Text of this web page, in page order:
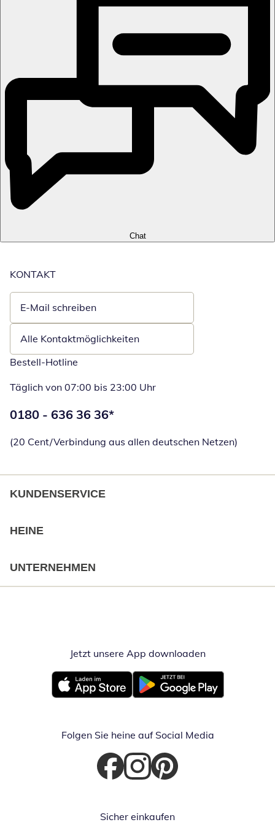
Chat
KONTAKT
E-Mail schreiben
Öffnet E-Mail-Client
Alle Kontaktmöglichkeiten
Bestell-Hotline
Täglich von 07:00 bis 23:00 Uhr
Telefonnummer:
0180 - 636 36 36*
(20 Cent/Verbindung aus allen deutschen Netzen)
KUNDENSERVICE
HEINE
UNTERNEHMEN
Jetzt unsere App downloadenÖffnet in
Öffnet in neuem FensterÖffnet in neuem Fenster
Folgen Sie heine auf Social Media
Öffnet in neuem Fenster
Öffnet in neuem Fenster
Öffnet in neuem Fenster
Sicher einkaufen